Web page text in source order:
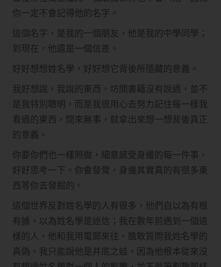
你一定不會記得他的名字。
這個名字，是我的一個朋友，他是我的中學同學；
到現在，他還是一個信差。
好好想想姓名學，好好想它背後所隱藏的意義。
我好想說，我說的東西，坊間書籍沒有說過，並不
是我特別聰明，而是我很用心去努力記住每一樣我
看過的東西，閒來無事，就拿出來想一想背後真正
的意義。
你要你們也一樣照做，細意感受身邊的每一件事，
好好思考一下。你會發覺，身邊其實真的有很多東
西等你去發掘的。
這個世界反對姓名學的人有很多，他們自以為有根
有據，以為姓名學是迷信；我在數年前遇到一個這
樣的人，他和我用電郵來往，膽敢質問我姓名學的
真偽。我只能說他是井底之蛙，因為他根本從來沒